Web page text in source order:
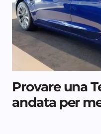
Provare una
andata per